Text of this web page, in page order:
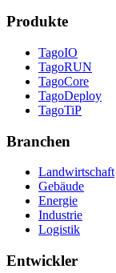
Produkte
TagoIO
TagoRUN
TagoCore
TagoDeploy
TagoTiP
Branchen
Landwirtschaft
Gebäude
Energie
Industrie
Logistik
Entwickler